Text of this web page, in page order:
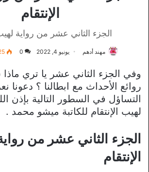
الإنتقام
الجزء الثاني عشر من رواية لهيب
مهند أدهم يونيو 4, 2022 0
وفي الجزء الثاني عشر يا تري
روائع الأحداث مع ابطالنا ؟ دعونا
التساؤل في السطور التالية بإذن
لهيب الإنتقام للكاتبة ميشو محمد .
الجزء الثاني عشر من
الإنتقام